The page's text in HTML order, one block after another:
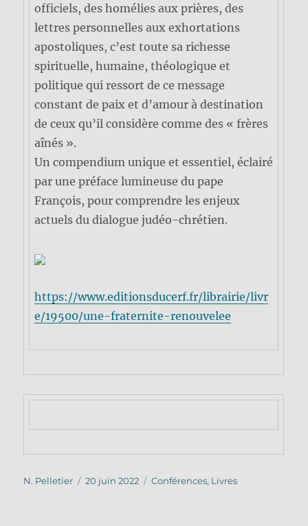
officiels, des homélies aux prières, des
lettres personnelles aux exhortations
apostoliques, c’est toute sa richesse
spirituelle, humaine, théologique et
politique qui ressort de ce message
constant de paix et d’amour à destination
de ceux qu’il considère comme des « frères
aînés ».
Un compendium unique et essentiel, éclairé
par une préface lumineuse du pape
François, pour comprendre les enjeux
actuels du dialogue judéo-chrétien.
https://www.editionsducerf.fr/librairie/livr
e/19500/une-fraternite-renouvelee
Auteur
N. Pelletier
Publié
20 juin 2022 Catégories
Conférences, Livres